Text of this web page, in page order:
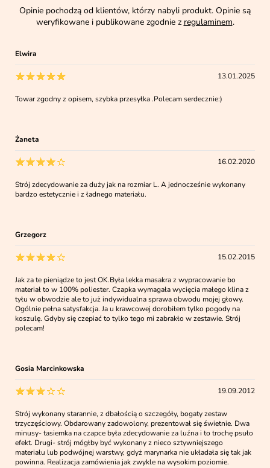
Opinie pochodzą od klientów, którzy nabyli produkt. Opinie są
weryfikowane i publikowane zgodnie z regulaminem.
Elwira
13.01.2025
Towar zgodny z opisem, szybka przesyłka .Polecam serdecznie:)
Żaneta
16.02.2020
Strój zdecydowanie za duży jak na rozmiar L. A jednocześnie wykonany
bardzo estetycznie i z ładnego materiału.
Grzegorz
15.02.2015
Jak za te pieniądze to jest OK.Była lekka masakra z wypracowanie bo
materiał to w 100% poliester. Czapka wymagała wycięcia małego klina z
tyłu w obwodzie ale to już indywidualna sprawa obwodu mojej głowy.
Ogólnie pełna satysfakcja. Ja u krawcowej dorobiłem tylko pogody na
koszulę. Gdyby się czepiać to tylko tego mi zabrakło w zestawie. Strój
polecam!
Gosia Marcinkowska
19.09.2012
Strój wykonany starannie, z dbałością o szczegóły, bogaty zestaw
trzyczęściowy. Obdarowany zadowolony, prezentował się świetnie. Dwa
minusy- tasiemka na czapce była zdecydowanie za luźna i to trochę psuło
efekt. Drugi- strój mógłby być wykonany z nieco sztywniejszego
materiału lub podwójnej warstwy, gdyż marynarka nie układała się tak jak
powinna. Realizacja zamówienia jak zwykle na wysokim poziomie.